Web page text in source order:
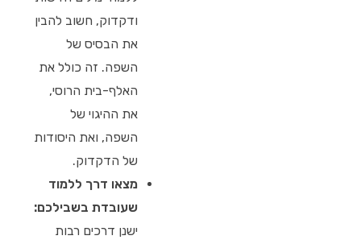
ודקדוק, חשוב להבין
את הבסיס של
השפה. זה כולל את
האלף-בית הרוסי,
את ההיגוי של
השפה, ואת היסודות
של הדקדוק.
מצאו דרך ללמוד
שעובדת בשבילכם:
ישנן דרכים רבות